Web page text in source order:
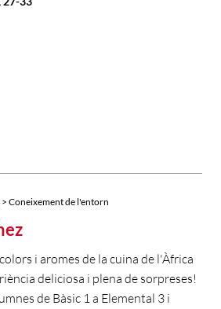
Coneixement de l'entorn
i aromes de la cuina de l'Àfrica
deliciosa i plena de sorpreses!
de Bàsic 1 a Elemental 3 i